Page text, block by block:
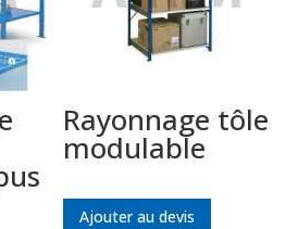
Rayonnage tôle
modulable
Ajouter au devis